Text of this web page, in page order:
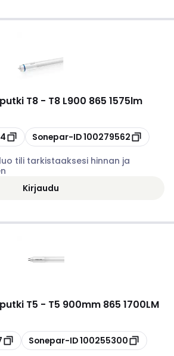
T8 - T8 L900 865 1575lm
Kopioi
Sonepar-ID100279562
tili tarkistaaksesi hinnan ja
Kirjaudu
T5 - T5 900mm 865 1700LM
Kopioi
Sonepar-ID100255300